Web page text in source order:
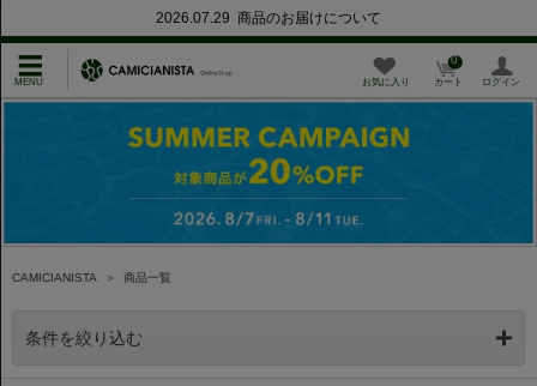
2026.07.29 商品のお届けについて
お気に入り カート
0
ログイン
CAMICIANISTA ＞ 商品一覧
条件を絞り込む